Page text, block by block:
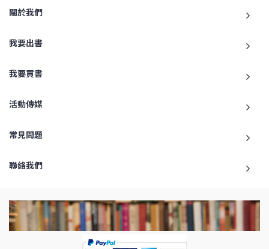
關於我們
我要出書
我要買書
活動傳媒
常見問題
聯絡我們